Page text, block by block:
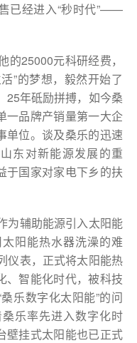
已经进入“秒时代”——
的25000元科研经费，
”的梦想，毅然开始了
25年砥励拼搏，如今桑
一品牌产销量第一大企
单位。谈及桑乐的迅速
东对新能源发展的重
于国家对家电下乡的扶
为辅助能源引入太阳能
阳能热水器洗澡的难
仪表，正式将太阳能热
、智能化时代，被科技
乐数字化太阳能”的问
乐率先进入数字化时
壁挂式太阳能也已正式